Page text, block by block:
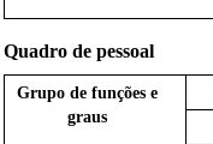
Quadro de pessoal
Grupo de funções e
graus